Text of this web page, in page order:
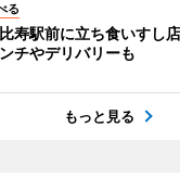
る
寿駅前に立ち食いすし
チやデリバリーも
もっと見る